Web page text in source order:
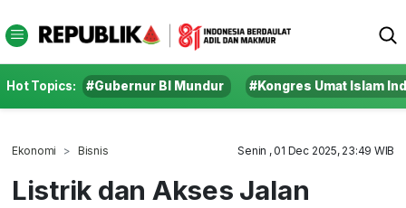
Hot Topics: #Gubernur BI Mundur #Kongres Umat Islam
Ekonomi Bisnis Senin , 01 Dec 2025, 23:49 WIB
Listrik dan Akses Jalan